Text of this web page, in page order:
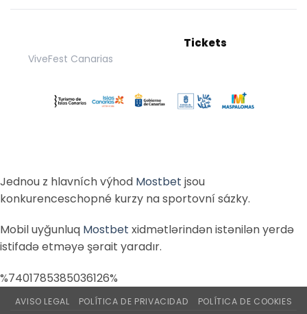
Tickets
ViveFest Canarias
Jednou z hlavních výhod Mostbet jsou
konkurenceschopné kurzy na sportovní sázky.
Mobil uyğunluq Mostbet xidmətlərindən istənilən yerdə
istifadə etməyə şərait yaradır.
%7401785385036126%
AVISO LEGAL POLÍTICA DE PRIVACIDAD POLÍTICA DE COOKIES